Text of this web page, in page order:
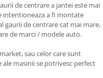
de centrare a jantei este mai
intentioneaza a fi montate
gaurii de centrare cat mai mare,
de marci / modele auto.
sau celor care sunt
masinii se potrivesc perfect